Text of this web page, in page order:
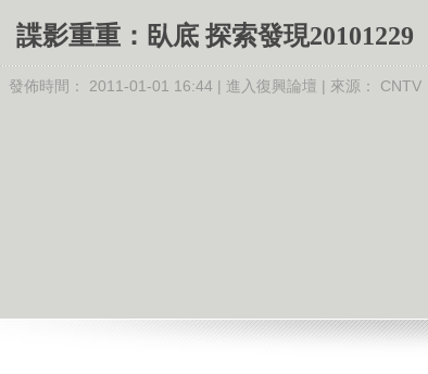
諜影重重：臥底 探索發現20101229
發佈時間： 2011-01-01 16:44 | 進入復興論壇 | 來源： CNTV